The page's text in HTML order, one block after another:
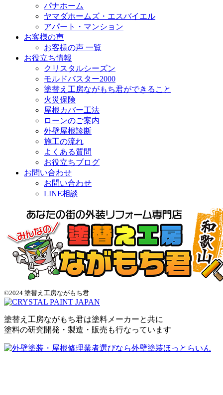
パナホーム
ヤマダホームズ・エスバイエル
アパート・マンション
お客様の声
お客様の声 一覧
お役立ち情報
クリスタルシーズン
モルドバスター2000
塗替え工房ながもち君ができること
火災保険
屋根カバー工法
ローンのご案内
外壁屋根診断
施工の流れ
よくある質問
お役立ちブログ
お問い合わせ
お問い合わせ
LINE相談
©2024 塗替え工房ながもち君
塗替え工房ながもち君は塗料メーカーと共に
塗料の研究開発・製造・販売も行なっています